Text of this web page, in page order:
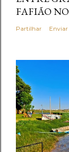
FAFIÃO
Partilhar